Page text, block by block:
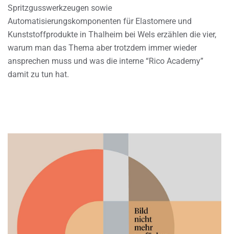
Spritzgusswerkzeugen sowie
Automatisierungskomponenten für Elastomere und
Kunststoffprodukte in Thalheim bei Wels erzählen die vier,
warum man das Thema aber trotzdem immer wieder
ansprechen muss und was die interne “Rico Academy”
damit zu tun hat.